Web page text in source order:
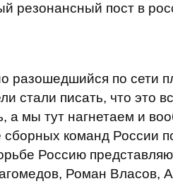
резонансный пост в
разошедшийся по сети
стали писать, что это
а мы тут нагнетаем и
сборных команд России
Россию
Роман Власов,